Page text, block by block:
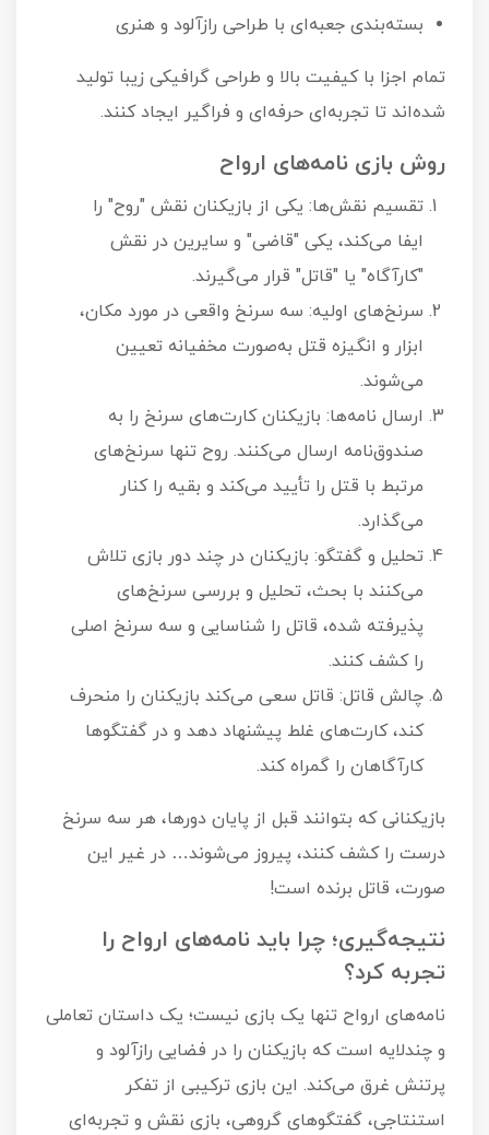
بسته‌بندی جعبه‌ای با طراحی رازآلود و هنری
تمام اجزا با کیفیت بالا و طراحی گرافیکی زیبا تولید
شده‌اند تا تجربه‌ای حرفه‌ای و فراگیر ایجاد کنند.
روش بازی نامه‌های ارواح
تقسیم نقش‌ها: یکی از بازیکنان نقش "روح" را
ایفا می‌کند، یکی "قاضی" و سایرین در نقش
"کارآگاه" یا "قاتل" قرار می‌گیرند.
سرنخ‌های اولیه: سه سرنخ واقعی در مورد مکان،
ابزار و انگیزه قتل به‌صورت مخفیانه تعیین
می‌شوند.
ارسال نامه‌ها: بازیکنان کارت‌های سرنخ را به
صندوق‌نامه ارسال می‌کنند. روح تنها سرنخ‌های
مرتبط با قتل را تأیید می‌کند و بقیه را کنار
می‌گذارد.
تحلیل و گفتگو: بازیکنان در چند دور بازی تلاش
می‌کنند با بحث، تحلیل و بررسی سرنخ‌های
پذیرفته شده، قاتل را شناسایی و سه سرنخ اصلی
را کشف کنند.
چالش قاتل: قاتل سعی می‌کند بازیکنان را منحرف
کند، کارت‌های غلط پیشنهاد دهد و در گفتگوها
کارآگاهان را گمراه کند.
بازیکنانی که بتوانند قبل از پایان دورها، هر سه سرنخ
درست را کشف کنند، پیروز می‌شوند… در غیر این
صورت، قاتل برنده است!
نتیجه‌گیری؛ چرا باید نامه‌های ارواح را
تجربه کرد؟
نامه‌های ارواح تنها یک بازی نیست؛ یک داستان تعاملی
و چندلایه است که بازیکنان را در فضایی رازآلود و
پرتنش غرق می‌کند. این بازی ترکیبی از تفکر
استنتاجی، گفتگوهای گروهی، بازی نقش و تجربه‌ای